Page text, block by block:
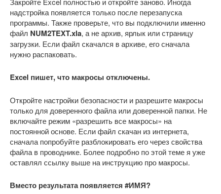
надстройка появляется только после перезапуска
программы. Также проверьте, что вы подключили именно
файл NUM2TEXT.xla, а не архив, ярлык или страницу
загрузки. Если файл скачался в архиве, его сначала
нужно распаковать.
Excel пишет, что макросы отключены.
Откройте настройки безопасности и разрешите макросы
только для доверенного файла или доверенной папки. Не
включайте режим «разрешить все макросы» на
постоянной основе. Если файл скачан из интернета,
сначала попробуйте разблокировать его через свойства
файла в проводнике. Более подробно по этой теме я уже
оставлял ссылку выше на инструкцию про макросы.
Вместо результата появляется #ИМЯ?